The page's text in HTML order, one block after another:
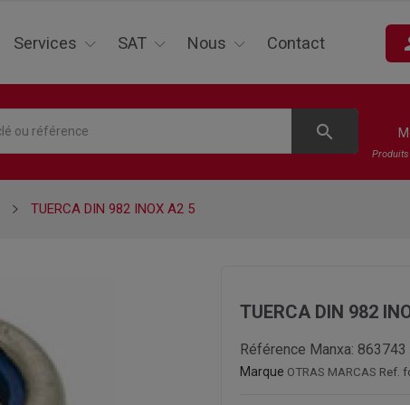
Services SAT Nous Contact
search
TUERCA DIN 982 INOX A2 5
TUERCA DIN 982
Référence Manxa: 863743
Marque OTRAS MARCAS Ref.